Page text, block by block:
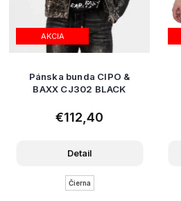
AKCIA
Pánska bunda CIPO &
BAXX CJ302 BLACK
€112,40
Detail
Čierna